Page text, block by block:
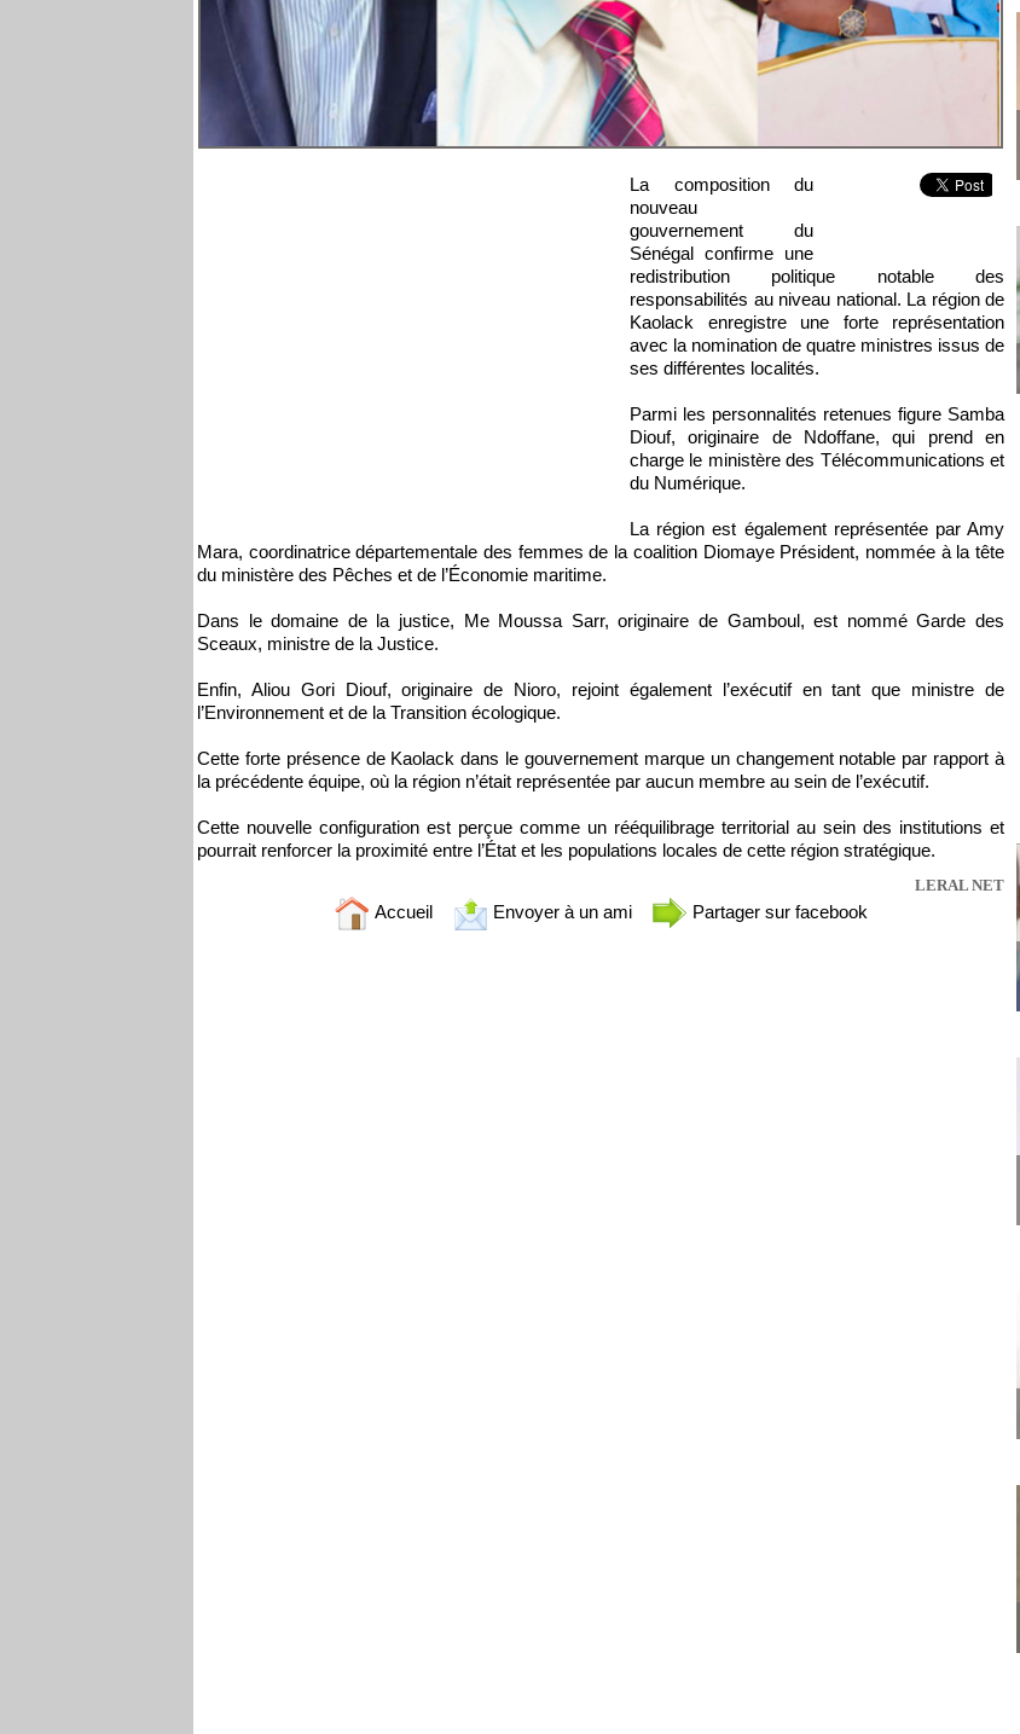
La composition du
nouveau
gouvernement du
Sénégal confirme une
redistribution politique notable des
responsabilités au niveau national. La région de
Kaolack enregistre une forte représentation
avec la nomination de quatre ministres issus de
ses différentes localités.
Parmi les personnalités retenues figure Samba
Diouf, originaire de Ndoffane, qui prend en
charge le ministère des Télécommunications et
du Numérique.
La région est également représentée par Amy
Mara, coordinatrice départementale des femmes de la coalition Diomaye Président, nommée à la tête
du ministère des Pêches et de l’Économie maritime.
Dans le domaine de la justice, Me Moussa Sarr, originaire de Gamboul, est nommé Garde des
Sceaux, ministre de la Justice.
Enfin, Aliou Gori Diouf, originaire de Nioro, rejoint également l’exécutif en tant que ministre de
l’Environnement et de la Transition écologique.
Cette forte présence de Kaolack dans le gouvernement marque un changement notable par rapport à
la précédente équipe, où la région n’était représentée par aucun membre au sein de l’exécutif.
Cette nouvelle configuration est perçue comme un rééquilibrage territorial au sein des institutions et
pourrait renforcer la proximité entre l’État et les populations locales de cette région stratégique.
LERAL NET
Accueil Envoyer à un ami Partager sur facebook